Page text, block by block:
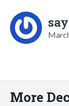
More